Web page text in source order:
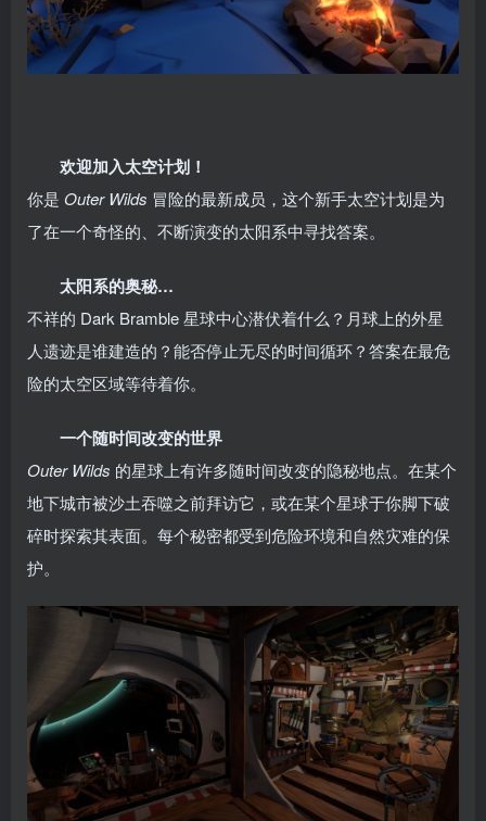
欢迎加入太空计划！
你是 Outer Wilds 冒险的最新成员，这个新手太空计划是为
了在一个奇怪的、不断演变的太阳系中寻找答案。
太阳系的奥秘…
不祥的 Dark Bramble 星球中心潜伏着什么？月球上的外星
人遗迹是谁建造的？能否停止无尽的时间循环？答案在最危
险的太空区域等待着你。
一个随时间改变的世界
Outer Wilds 的星球上有许多随时间改变的隐秘地点。在某个
地下城市被沙土吞噬之前拜访它，或在某个星球于你脚下破
碎时探索其表面。每个秘密都受到危险环境和自然灾难的保
护。